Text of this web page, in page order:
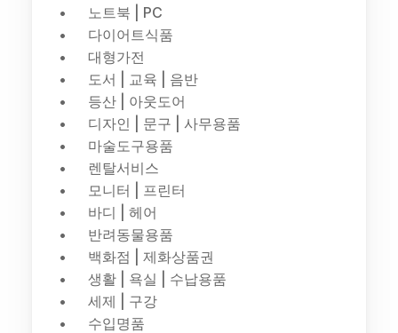
노트북 | PC
다이어트식품
대형가전
도서 | 교육 | 음반
등산 | 아웃도어
디자인 | 문구 | 사무용품
마술도구용품
렌탈서비스
모니터 | 프린터
바디 | 헤어
반려동물용품
백화점 | 제화상품권
생활 | 욕실 | 수납용품
세제 | 구강
수입명품